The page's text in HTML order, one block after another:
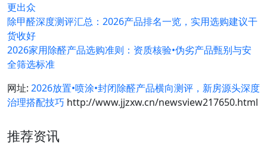
更出众
除甲醛深度测评汇总：2026产品排名一览，实用选购建议干
货收好
2026家用除醛产品选购准则：资质核验•伪劣产品甄别与安
全筛选标准
网址: 2026放置•喷涂•封闭除醛产品横向测评，新房源头深度
治理搭配技巧 http://www.jjzxw.cn/newsview217650.html
推荐资讯